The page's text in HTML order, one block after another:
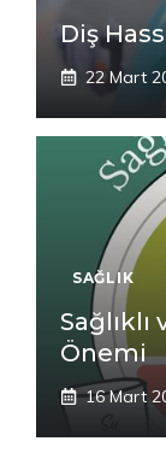
Diş
22 Mart
SAĞLIK
Önemi
16 Mart